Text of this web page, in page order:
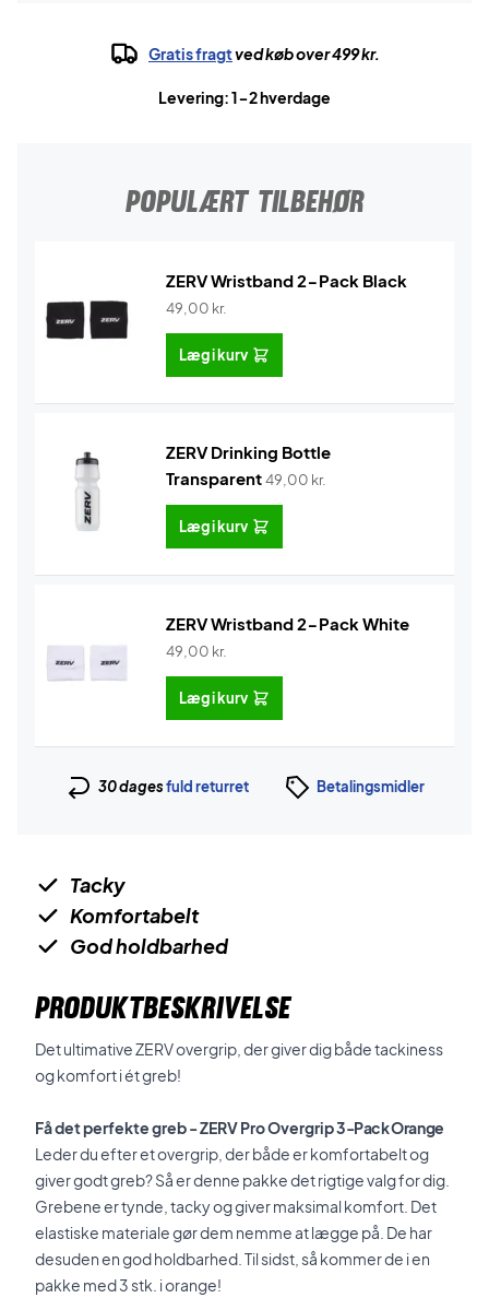
Gratis fragtved køb over 499 kr.
Levering: 1-2 hverdage
POPULÆRT TILBEHØR
ZERV Wristband 2-Pack Black
49,00 kr.
Læg i kurv
ZERV Drinking Bottle
Transparent49,00 kr.
Læg i kurv
ZERV Wristband 2-Pack White
49,00 kr.
Læg i kurv
30 dagesfuld returret Betalingsmidler
Tacky
Komfortabelt
God holdbarhed
PRODUKTBESKRIVELSE
Det ultimative ZERV overgrip, der giver dig både tackiness
og komfort i ét greb!
Få det perfekte greb - ZERV Pro Overgrip3-Pack Orange
Leder du efter et overgrip, der både er komfortabelt og
giver godt greb? Så er denne pakke det rigtige valg for dig.
Grebene er tynde, tacky og giver maksimal komfort. Det
elastiske materiale gør dem nemme at lægge på. De har
desuden en god holdbarhed. Til sidst, så kommer de i en
pakke med 3 stk. i orange!